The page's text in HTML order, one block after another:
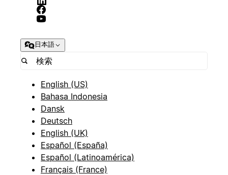
日本語
English (US)
Bahasa Indonesia
Dansk
Deutsch
English (UK)
Español (España)
Español (Latinoamérica)
Français (France)